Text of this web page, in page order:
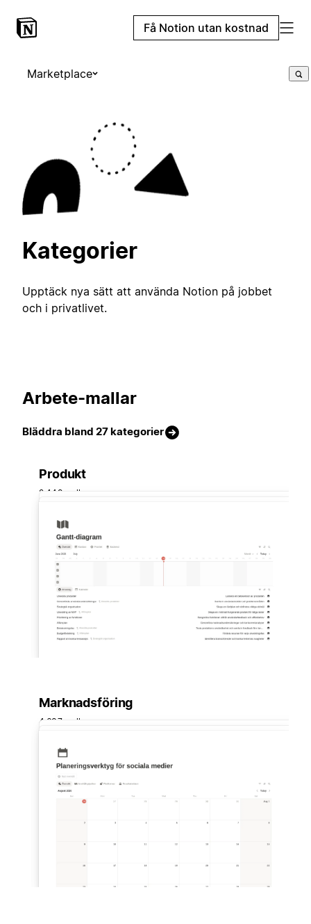
Få Notion utan kostnad
Marketplace
Kategorier
Upptäck nya sätt att använda Notion på jobbet
och i privatlivet.
Arbete-mallar
Bläddra bland 27 kategorier
Produkt
2 449 mallar
Marknadsföring
4 637 mallar